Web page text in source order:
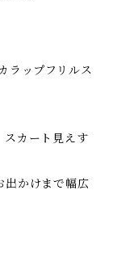
ラップフリルス
スカート見えす
出かけまで幅広